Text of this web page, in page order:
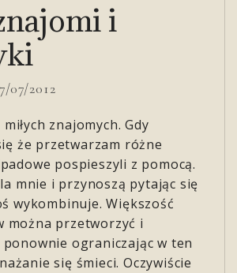
i
07/2012
znajomych. Gdy
że przetwarzam różne
pospieszyli z pomocą.
mnie i przynoszą pytając się
wykombinuje. Większość
można przetworzyć i
ograniczając w ten
się śmieci. Oczywiście